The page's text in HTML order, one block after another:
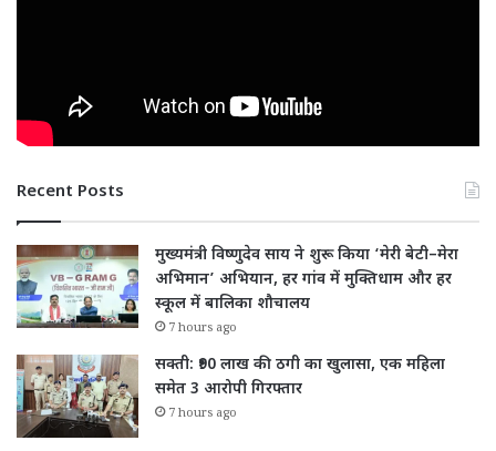
Recent Posts
मुख्यमंत्री विष्णुदेव साय ने शुरू किया ‘मेरी बेटी–मेरा
अभिमान’ अभियान, हर गांव में मुक्तिधाम और हर
स्कूल में बालिका शौचालय
7 hours ago
सक्ती: ₹90 लाख की ठगी का खुलासा, एक महिला
समेत 3 आरोपी गिरफ्तार
7 hours ago